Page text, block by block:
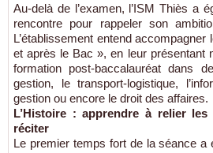
Au-delà de l’examen, l’ISM Thiès a
rencontre pour rappeler son
L’établissement entend
et après le Bac », en leur présentant
formation post-baccalauréat dans
gestion, le transport-logistique,
gestion ou encore le droit des affaires.
L’Histoire : apprendre à relier
réciter
Le premier temps fort de la séance a